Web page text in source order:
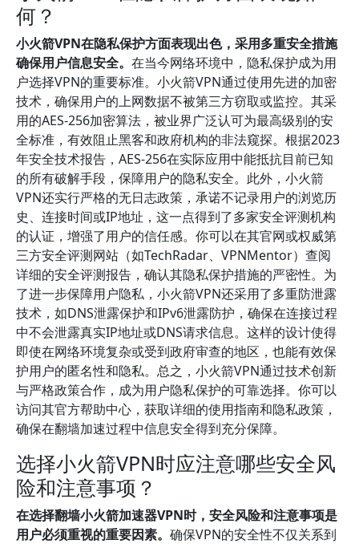
何？
小火箭VPN在隐私保护方面表现出色，采用多重安全措施
确保用户信息安全。 在当今网络环境中，隐私保护成为用
户选择VPN的重要标准。小火箭VPN通过使用先进的加密
技术，确保用户的上网数据不被第三方窃取或监控。其采
用的AES-256加密算法，被业界广泛认可为最高级别的安
全标准，有效阻止黑客和政府机构的非法窥探。根据2023
年安全技术报告，AES-256在实际应用中能抵抗目前已知
的所有破解手段，保障用户的隐私安全。此外，小火箭
VPN还实行严格的无日志政策，承诺不记录用户的浏览历
史、连接时间或IP地址，这一点得到了多家安全评测机构
的认证，增强了用户的信任感。你可以在其官网或权威第
三方安全评测网站（如TechRadar、VPNMentor）查阅
详细的安全评测报告，确认其隐私保护措施的严密性。为
了进一步保障用户隐私，小火箭VPN还采用了多重防泄露
技术，如DNS泄露保护和IPv6泄露防护，确保在连接过程
中不会泄露真实IP地址或DNS请求信息。这样的设计使得
即使在网络环境复杂或受到政府审查的地区，也能有效保
护用户的匿名性和隐私。总之，小火箭VPN通过技术创新
与严格政策合作，成为用户隐私保护的可靠选择。你可以
访问其官方帮助中心，获取详细的使用指南和隐私政策，
确保在翻墙加速过程中信息安全得到充分保障。
选择小火箭VPN时应注意哪些安全风
险和注意事项？
在选择翻墙小火箭加速器VPN时，安全风险和注意事项是
用户必须重视的重要因素。 确保VPN的安全性不仅关系到